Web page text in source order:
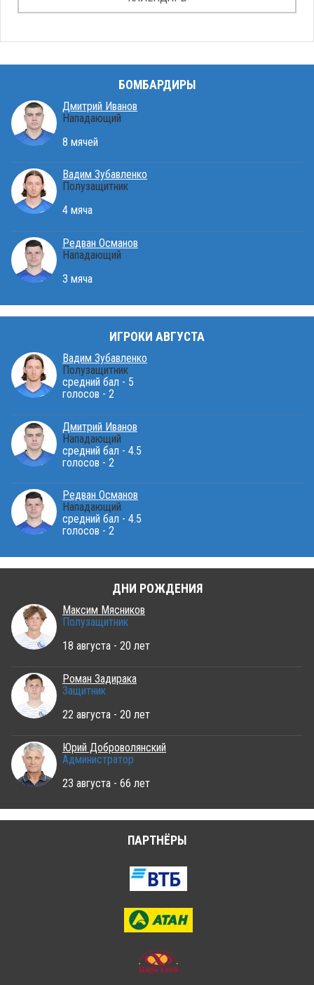
БОМБАРДИРЫ
Дмитрий Иванов
Нападающий
8 мячей
Вадим Зубавленко
Полузащитник
4 мяча
Редван Османов
Нападающий
3 мяча
ИГРОКИ АВГУСТА
Вадим Зубавленко
Полузащитник
средний бал - 5
голосов - 2
Дмитрий Иванов
Нападающий
средний бал - 4.5
голосов - 2
Редван Османов
Нападающий
средний бал - 4.5
голосов - 2
ДНИ РОЖДЕНИЯ
Максим Мясников
Полузащитник
18 августа - 20 лет
Роман Задирака
Защитник
22 августа - 20 лет
Юрий Доброволянский
Администратор
23 августа - 66 лет
ПАРТНЁРЫ